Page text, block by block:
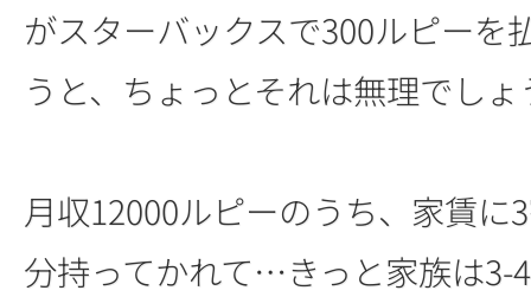
がスターバックスで300ルピーを
うと、ちょっとそれは無理でしょ
月収12000ルピーのうち、家賃に
分持ってかれて…きっと家族は3-